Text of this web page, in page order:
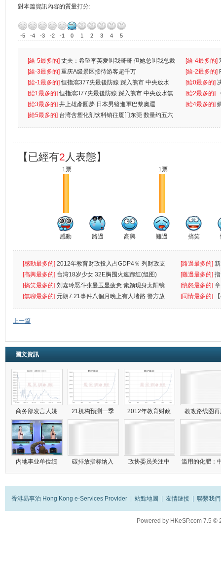
對本篇資訊內容的質量打分:
-5 -4 -3 -2 -1 0 1 2 3 4 5
[給-5最多的] 丈夫：希望李英爱叫我哥哥 但她总叫我总裁
先
[給-4最多的]
离
[給-3最多的] 重庆A级景区接待游客超千万 [給-2最多的]
[給-1最多的]恒指瀉377失最後防線 踩入熊市 中央放水
無
[給0最多的]
[給1最多的]恒指瀉377失最後防線 踩入熊市 中央放水無 [給2最多的]
[給3最多的] 井上雄彥圓夢 日本男籃進軍巴黎奧運 [給4最多的]
[給5最多的] 台湾含塑化剂饮料销往厦门东莞 数量约五六
【已經有2 人表態】
1票
感動 路過 高興
1票
難過 搞笑
[感動最多的] 2012年教育财政投入占GDP4％ 列财政支
出首位
[路過最多的]
[高興最多的] 台湾18岁少女 32E胸围火速蹿红(组图) [難過最多的]
罪
[搞笑最多的] 刘嘉玲恶斗张曼玉显疲惫 素颜现身太阳镜
遮
[憤怒最多的]
[無聊最多的] 元朗7.21事件八個月晚上有人堵路 警方放
[同情最多的]
上一篇
圖文資訊
商务部发言人姚 21机构预测一季 2012年教育财政 教改路线图
内地事业单位绩 碳排放指标纳入 政协委员关注中 滥用的化肥：
香港易事泊 Hong Kong e-Services Provider | 站點地圖 | 友情鏈接 | 聯繫我們
Powered by HKeSP.com 7.5 ©